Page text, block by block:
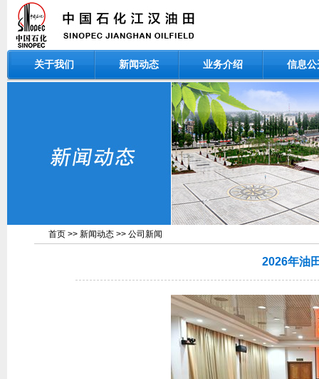
关于我们 新闻动态 业务介绍 信息公
首页 >> 新闻动态 >> 公司新闻
2026年油